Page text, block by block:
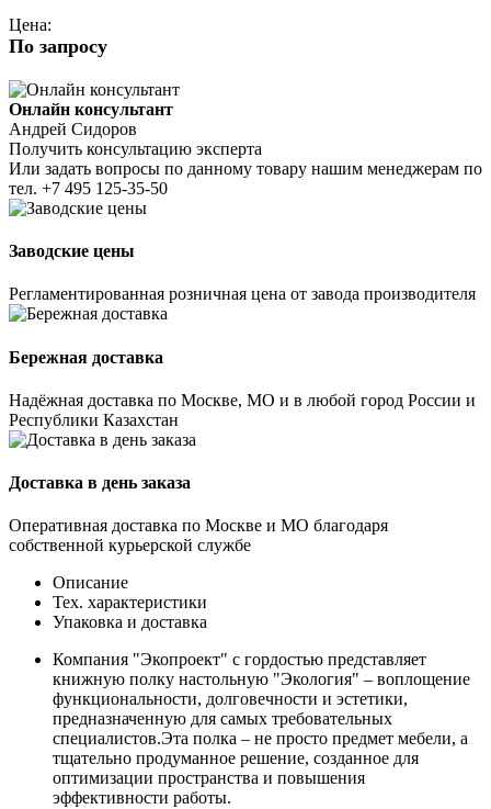
Цена:
По запросу
Онлайн консультант
Андрей Сидоров
Получить консультацию эксперта
Или задать вопросы по данному товару нашим менеджерам по
тел. +7 495 125-35-50
Заводские цены
Регламентированная розничная цена от завода производителя
Бережная доставка
Надёжная доставка по Москве, МО и в любой город России и
Республики Казахстан
Доставка в день заказа
Оперативная доставка по Москве и МО благодаря
собственной курьерской службе
Описание
Тех. характеристики
Упаковка и доставка
Компания "Экопроект" с гордостью представляет
книжную полку настольную "Экология" – воплощение
функциональности, долговечности и эстетики,
предназначенную для самых требовательных
специалистов.Эта полка – не просто предмет мебели, а
тщательно продуманное решение, созданное для
оптимизации пространства и повышения
эффективности работы.